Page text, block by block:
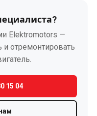
Elektromotors —
отремонтировать
15 04